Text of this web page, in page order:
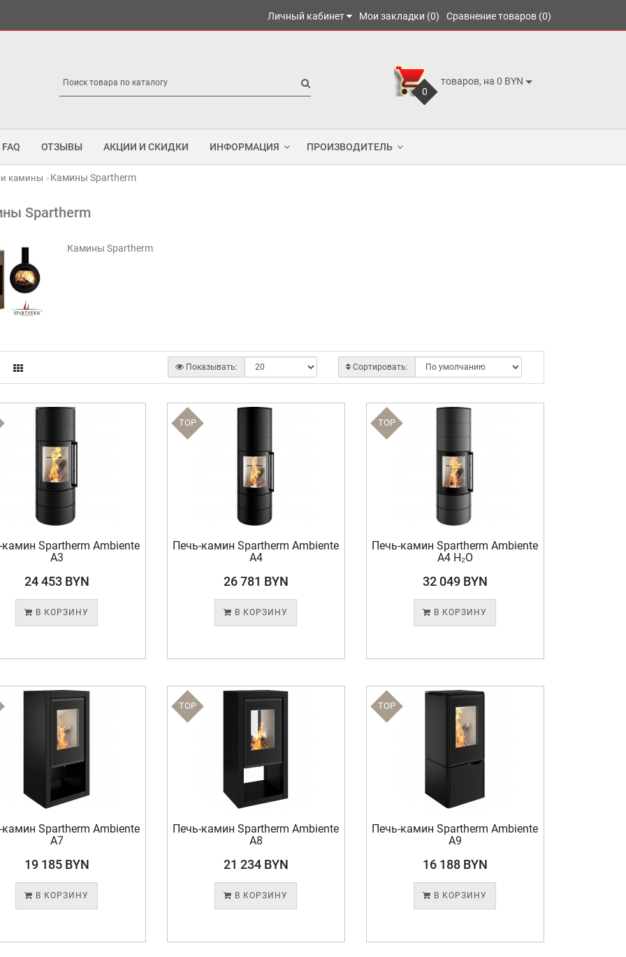
Личный кабинет Мои закладки (0) Сравнение товаров (0)
0
товаров, на 0 BYN
FAQ ОТЗЫВЫ АКЦИИ И СКИДКИ ИНФОРМАЦИЯ ПРОИЗВОДИТЕЛЬ
камины Камины Spartherm
Spartherm
Камины Spartherm
Сортировать:
Показывать:
камин Spartherm Ambiente
A3
24 453 BYN
В КОРЗИНУ
TOP
Печь-камин Spartherm Ambiente
A4
26 781 BYN
В КОРЗИНУ
TOP
Печь-камин Spartherm Ambiente
A4 H₂O
32 049 BYN
В КОРЗИНУ
камин Spartherm Ambiente
A7
19 185 BYN
В КОРЗИНУ
TOP
Печь-камин Spartherm Ambiente
A8
21 234 BYN
В КОРЗИНУ
TOP
Печь-камин Spartherm Ambiente
A9
16 188 BYN
В КОРЗИНУ